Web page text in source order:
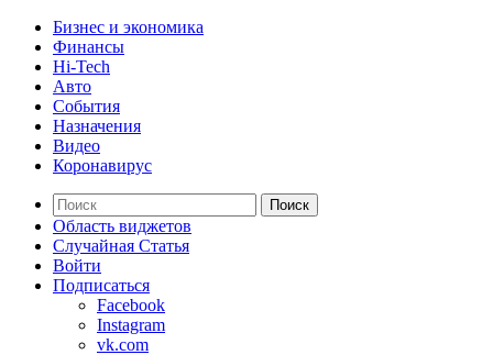
Бизнес и экономика
Финансы
Hi-Tech
Авто
События
Назначения
Видео
Коронавирус
Поиск
Область виджетов
Случайная Статья
Войти
Подписаться
Facebook
Instagram
vk.com